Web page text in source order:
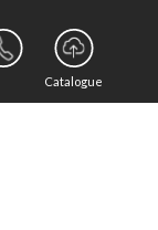
Catalogue